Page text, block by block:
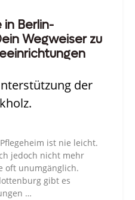
Berlin-
Wegweiser zu
der
ist nie leicht.
jedoch nicht mehr
oft unumgänglich.
gibt es
…